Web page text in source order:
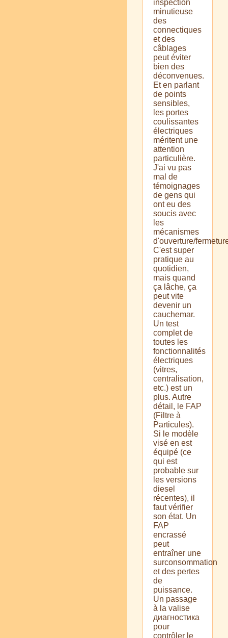
inspection
minutieuse
des
connectiques
et des
câblages
peut éviter
bien des
déconvenues.
Et en parlant
de points
sensibles,
les portes
coulissantes
électriques
méritent une
attention
particulière.
J'ai vu pas
mal de
témoignages
de gens qui
ont eu des
soucis avec
les
mécanismes
d'ouverture/
C'est super
pratique au
quotidien,
mais quand
ça lâche, ça
peut vite
devenir un
cauchemar.
Un test
complet de
toutes les
fonctionnalités
électriques
(vitres,
centralisation,
etc.) est un
plus. Autre
détail, le FAP
(Filtre à
Particules).
Si le modèle
visé en est
équipé (ce
qui est
probable sur
les versions
diesel
récentes), il
faut vérifier
son état. Un
FAP
encrassé
peut
entraîner une
surconsommation
et des pertes
de
puissance.
Un passage
à la valise
диагностика
pour
contrôler le